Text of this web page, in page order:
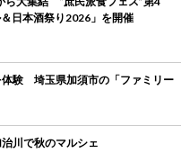
日本酒祭り2026」を開催
体験 埼玉県加須市の「ファミリー
川で秋のマルシェ